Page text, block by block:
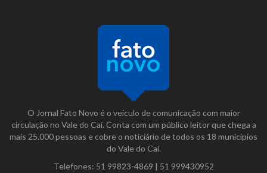
O Jornal Fato Novo é o veículo de comunicação com maior
circulação no Vale do Caí. Conta com um público leitor que chega a
mais 25.000 pessoas e cobre o noticiário de todos os 18 municípios
do Vale do Caí.
Telefones: 51 99823-4869 | 51 999430952